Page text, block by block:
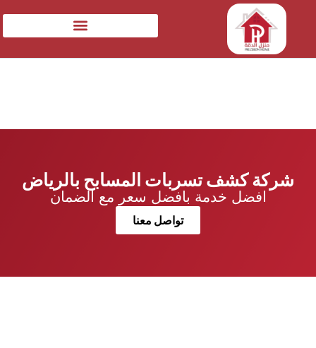
شركة كشف تسربات المسابح بالرياض
افضل خدمة بافضل سعر مع الضمان
تواصل معنا